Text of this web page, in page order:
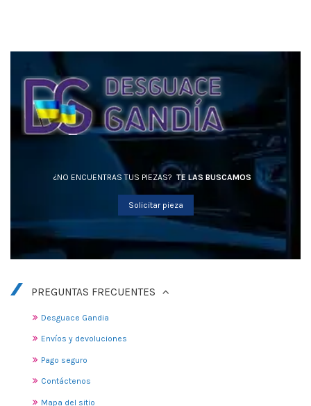
¿NO ENCUENTRAS TUS PIEZAS? TE LAS BUSCAMOS
Solicitar pieza
PREGUNTAS FRECUENTES
Desguace Gandia
Envíos y devoluciones
Pago seguro
Contáctenos
Mapa del sitio